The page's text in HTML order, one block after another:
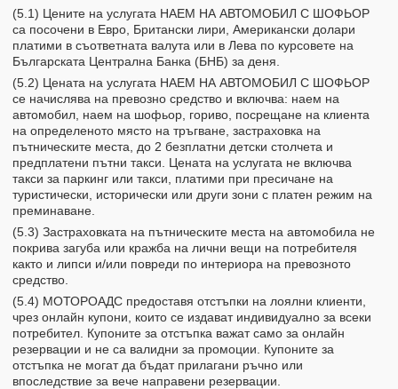
(5.1) Цените на услугата НАЕМ НА АВТОМОБИЛ С ШОФЬОР
са посочени в Евро, Британски лири, Американски долари
платими в съответната валута или в Лева по курсовете на
Българската Централна Банка (БНБ) за деня.
(5.2) Цената на услугата НАЕМ НА АВТОМОБИЛ С ШОФЬОР
се начислява на превозно средство и включва: наем на
автомобил, наем на шофьор, гориво, посрещане на клиента
на определеното място на тръгване, застраховка на
пътническите места, до 2 безплатни детски столчета и
предплатени пътни такси. Цената на услугата не включва
такси за паркинг или такси, платими при пресичане на
туристически, исторически или други зони с платен режим на
преминаване.
(5.3) Застраховката на пътническите места на автомобила не
покрива загуба или кражба на лични вещи на потребителя
както и липси и/или повреди по интериора на превозното
средство.
(5.4) МОТОРОАДС предоставя отстъпки на лоялни клиенти,
чрез онлайн купони, които се издават индивидуално за всеки
потребител. Купоните за отстъпка важат само за онлайн
резервации и не са валидни за промоции. Купоните за
отстъпка не могат да бъдат прилагани ръчно или
впоследствие за вече направени резервации.